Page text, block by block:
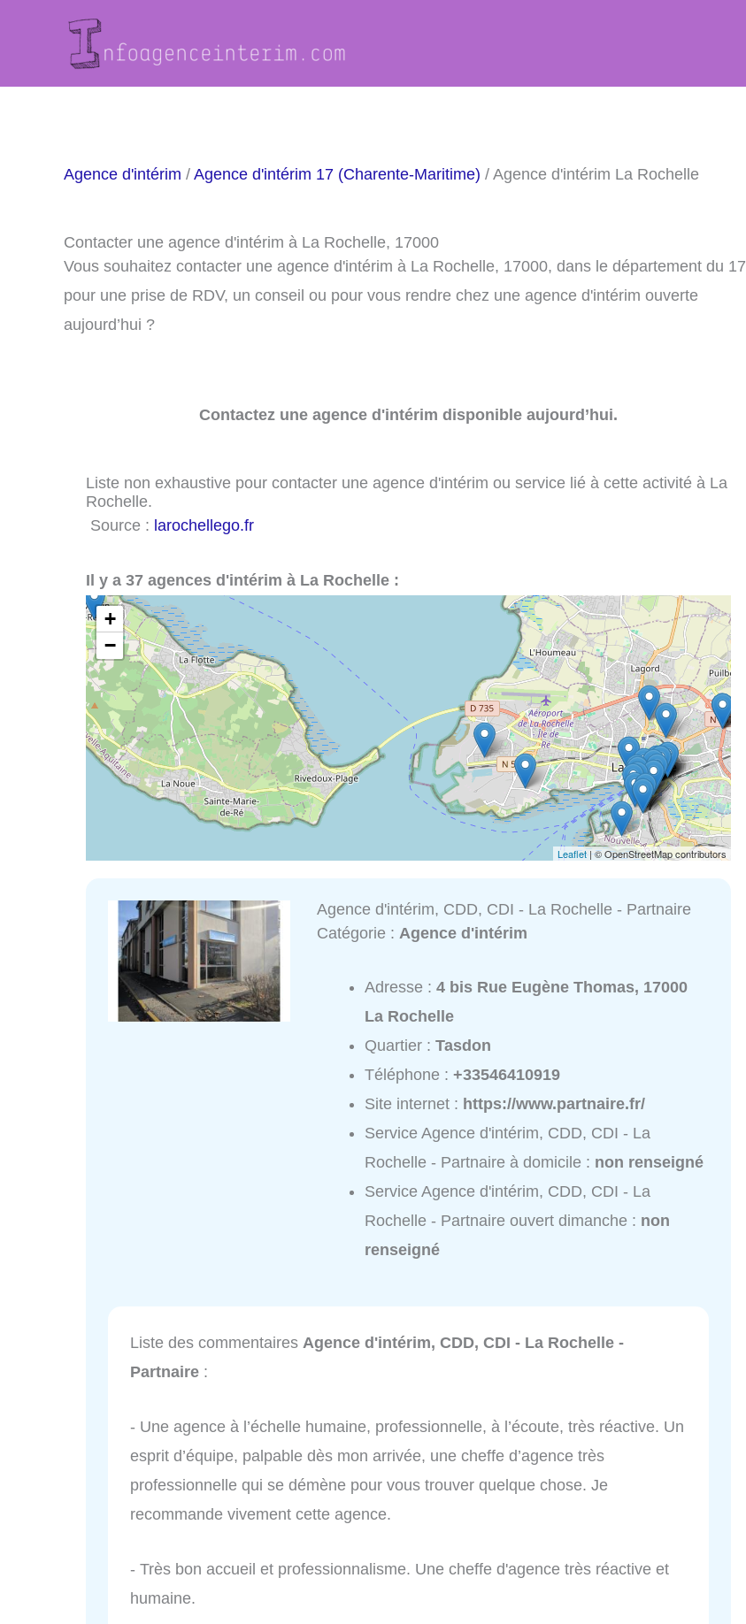
Agence d'intérim / Agence d'intérim 17 (Charente-Maritime) / Agence d'intérim La Rochelle
Contacter une agence d'intérim à La Rochelle, 17000
Vous souhaitez contacter une agence d'intérim à La Rochelle, 17000, dans le département du 17
pour une prise de RDV, un conseil ou pour vous rendre chez une agence d'intérim ouverte
aujourd’hui ?
Contactez une agence d'intérim disponible aujourd’hui.
Liste non exhaustive pour contacter une agence d'intérim ou service lié à cette activité à La
Rochelle.
Source : larochellego.fr
Il y a 37 agences d'intérim à La Rochelle :
+
−
Leaflet| © OpenStreetMap contributors
Agence d'intérim, CDD, CDI - La Rochelle - Partnaire
Catégorie : Agence d'intérim
Adresse :4 bis Rue Eugène Thomas, 17000
La Rochelle
Quartier :Tasdon
Téléphone :+33546410919
Site internet : https://www.partnaire.fr/
Service Agence d'intérim, CDD, CDI - La
Rochelle - Partnaire à domicile : non renseigné
Service Agence d'intérim, CDD, CDI - La
Rochelle - Partnaire ouvert dimanche : non
renseigné
Liste des commentaires Agence d'intérim, CDD, CDI - La Rochelle -
Partnaire :
- Une agence à l’échelle humaine, professionnelle, à l’écoute, très réactive. Un
esprit d’équipe, palpable dès mon arrivée, une cheffe d’agence très
professionnelle qui se démène pour vous trouver quelque chose. Je
recommande vivement cette agence.
- Très bon accueil et professionnalisme. Une cheffe d'agence très réactive et
humaine.